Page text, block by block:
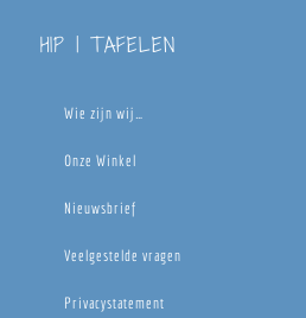
HIP | TAFELEN
Wie zijn wij…
Onze Winkel
Nieuwsbrief
Veelgestelde vragen
Privacystatement